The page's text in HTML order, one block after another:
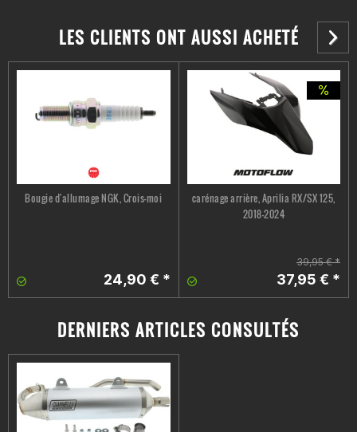
LES CLIENTS ONT AUSSI ACHETÉ
Bougie d'allumage NGK, Crois-moi
24,90 € *
carénage arrière, Aprilia RX/SX 125,
2018-2024
39,95 € *
37,95 € *
DERNIERS ARTICLES CONSULTÉS